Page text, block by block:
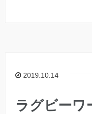
2019.10.14
ラグビーワ